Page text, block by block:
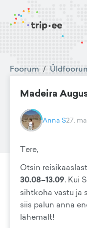
Foorum /
Madeira
Anna S27.
Tere,
Otsin
30.08–13.09. Kui
sihtkoha vastu ja
siis palun anna
lähemalt!